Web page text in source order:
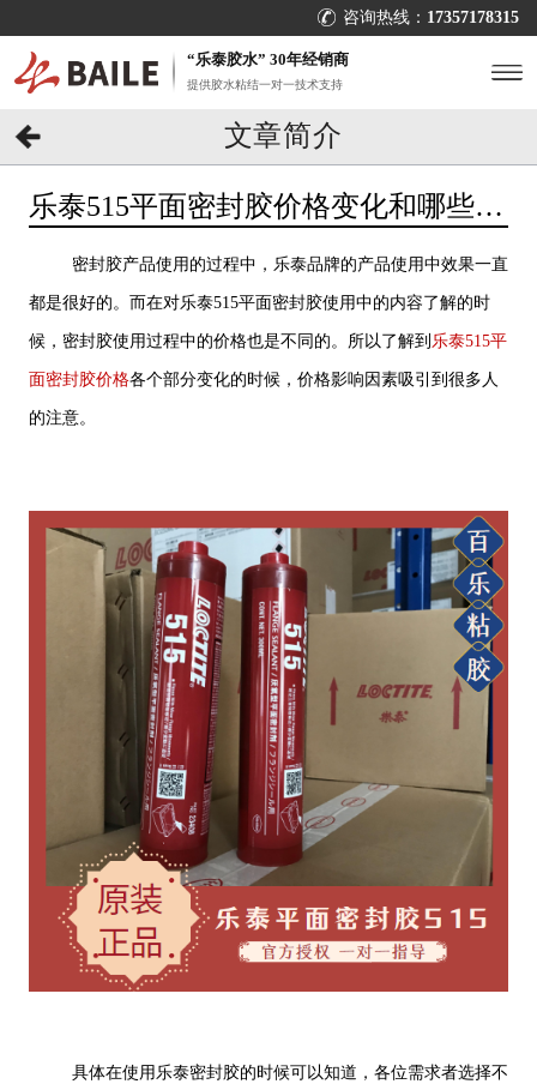
咨询热线： 17357178315
“乐泰胶水” 30年经销商
提供胶水粘结一对一技术支持
文章简介
乐泰515平面密封胶价格变化和哪些因
密封胶产品使用的过程中，乐泰品牌的产品使用中效果一直
都是很好的。而在对乐泰515平面密封胶使用中的内容了解的时
候，密封胶使用过程中的价格也是不同的。所以了解到 乐泰515平
面密封胶价格各个部分变化的时候，价格影响因素吸引到很多人
的注意。
具体在使用乐泰密封胶的时候可以知道，各位需求者选择不